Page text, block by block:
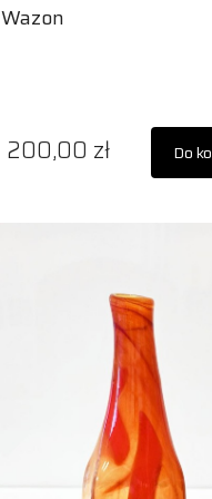
Wazon
200,00 zł Do